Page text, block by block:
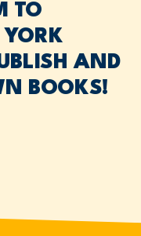
TO
AND
BOOKS!